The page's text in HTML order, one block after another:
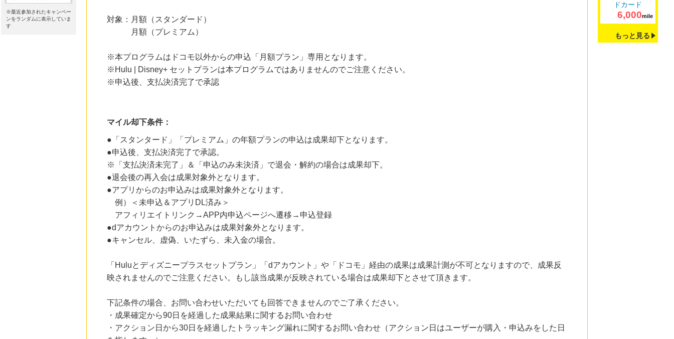
Joshin webショップ
1.0%mile
にお申し込みがありました
※最近参加されたキャンペー
ンをランダムに表示していま
す
対象：月額（スタンダード）
月額（プレミアム）
※本プログラムはドコモ以外からの申込「月額プラン」専用となります。
※Hulu | Disney+ セットプランは本プログラムではありませんのでご注意ください。
※申込後、支払決済完了で承認
マイル却下条件：
●「スタンタード」「プレミアム」の年額プランの申込は成果却下となります。
●申込後、支払決済完了で承認。
※「支払決済未完了」＆「申込のみ未決済」で退会・解約の場合は成果却下。
●退会後の再入会は成果対象外となります。
●アプリからのお申込みは成果対象外となります。
例）＜未申込＆アプリDL済み＞
アフィリエイトリンク→APP内申込ページへ遷移→申込登録
●dアカウントからのお申込みは成果対象外となります。
●キャンセル、虚偽、いたずら、未入金の場合。
「Huluとディズニープラスセットプラン」「dアカウント」や「ドコモ」経由の成果は成果計測が不可となりますので、成果反
映されませんのでご注意ください。もし該当成果が反映されている場合は成果却下とさせて頂きます。
下記条件の場合、お問い合わせいただいても回答できませんのでご了承ください。
・成果確定から90日を経過した成果結果に関するお問い合わせ
・アクション日から30日を経過したトラッキング漏れに関するお問い合わせ（アクション日はユーザーが購入・申込みをした日
6,000mile
もっと見る